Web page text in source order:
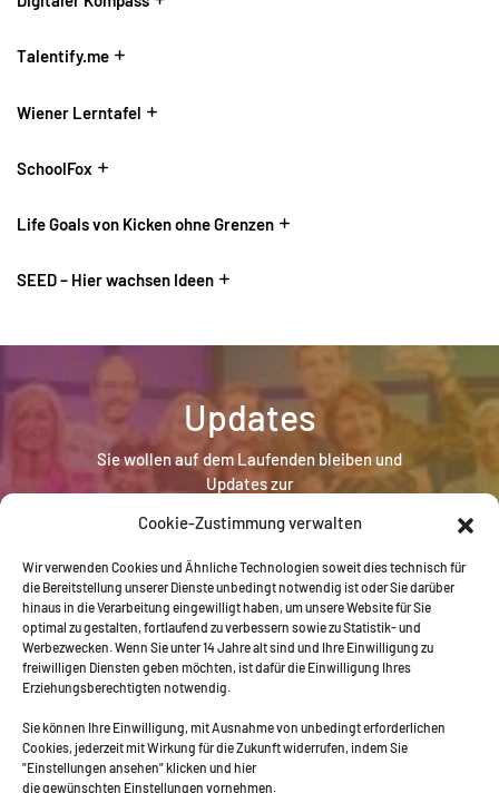
Cookie-Zustimmung verwalten
Wir verwenden Cookies und Ähnliche Technologien soweit dies technisch für
die Bereitstellung unserer Dienste unbedingt notwendig ist oder Sie darüber
hinaus in die Verarbeitung eingewilligt haben, um unsere Website für Sie
optimal zu gestalten, fortlaufend zu verbessern sowie zu Statistik- und
Werbezwecken. Wenn Sie unter 14 Jahre alt sind und Ihre Einwilligung zu
freiwilligen Diensten geben möchten, ist dafür die Einwilligung Ihres
Erziehungsberechtigten notwendig.
Sie können Ihre Einwilligung, mit Ausnahme von unbedingt erforderlichen
Cookies, jederzeit mit Wirkung für die Zukunft widerrufen, indem Sie
"Einstellungen ansehen" klicken und hier
die gewünschten Einstellungen vornehmen.
Talentify.me
Wiener Lerntafel
SchoolFox
Life Goals von Kicken ohne Grenzen
SEED – Hier wachsen Ideen
Updates
Sie wollen auf dem Laufenden bleiben und
Updates zur
Newsletter-Anmeldung:
Newsletter Anmeldung